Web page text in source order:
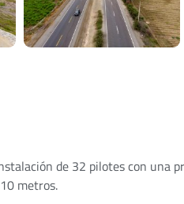
de 32 pilotes con una
metros.